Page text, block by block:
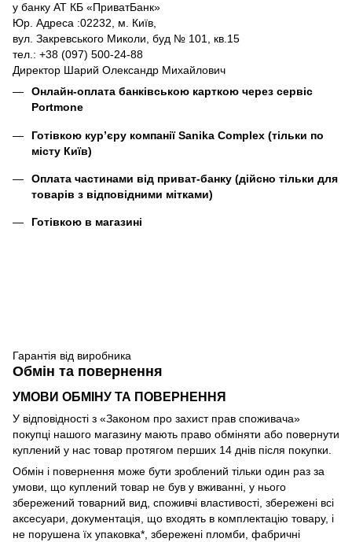
у банку АТ КБ «ПриватБанк»
Юр. Адреса :02232, м. Київ,
вул. Закревського Миколи, буд № 101, кв.15
тел.: +38 (097) 500-24-88
Директор Шарий Олександр Михайлович
Онлайн-оплата банківською карткою через сервіс
Portmone
Готівкою кур’єру компаніїSanika Complex (тільки по
місту Київ)
Оплата частинами від приват-банку (дійсно тільки для
товарів з відповідними мітками)
Готівкою в магазині
Гарантія від виробника
Обмін та повернення
УМОВИ ОБМІНУ ТА ПОВЕРНЕННЯ
У відповідності з «Законом про захист прав споживача»
покупці нашого магазину мають право обміняти або повернути
куплений у нас товар протягом перших 14 днів після покупки.
Обмін і повернення може бути зроблений тільки один раз за
умови, що куплений товар не був у вживанні, у нього
збережений товарний вид, споживчі властивості, збережені всі
аксесуари, документація, що входять в комплектацію товару, і
не порушена їх упаковка*, збережені пломби, фабричні